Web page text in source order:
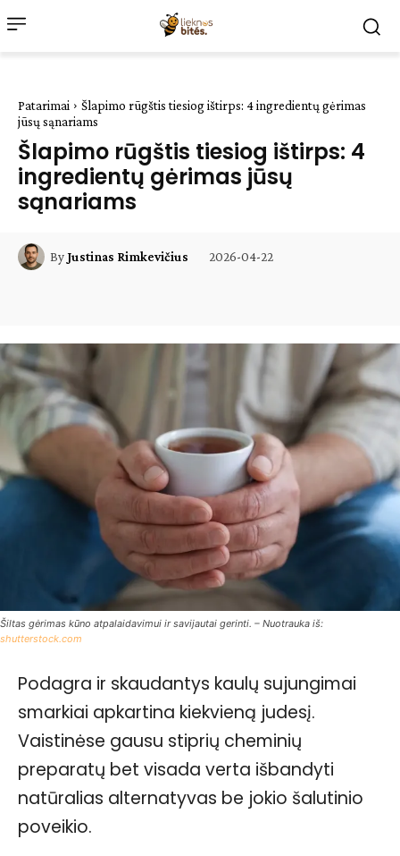
Patarimai
Šlapimo rūgštis tiesiog ištirps: 4 ingredientų gėrimas
jūsų sąnariams
Šlapimo rūgštis tiesiog ištirps: 4
ingredientų gėrimas jūsų
sąnariams
ByJustinas Rimkevičius 2026-04-22
Šiltas gėrimas kūno atpalaidavimui ir savijautai gerinti. – Nuotrauka iš:
shutterstock.com
Podagra ir skaudantys kaulų sujungimai
smarkiai apkartina kiekvieną judesį.
Vaistinėse gausu stiprių cheminių
preparatų bet visada verta išbandyti
natūralias alternatyvas be jokio šalutinio
poveikio.